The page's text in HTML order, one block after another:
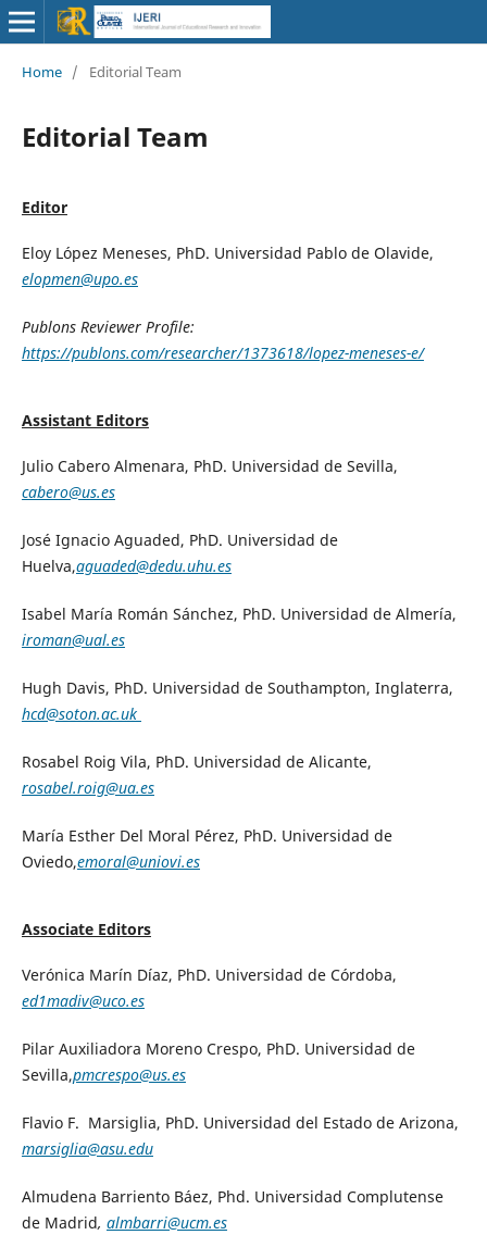
Home / Editorial Team
Editorial Team
Editor
Eloy López Meneses, PhD. Universidad Pablo de Olavide,
elopmen@upo.es
Publons Reviewer Profile:
https://publons.com/researcher/1373618/lopez-meneses-e/
Assistant Editors
Julio Cabero Almenara, PhD. Universidad de Sevilla,
cabero@us.es
José Ignacio Aguaded, PhD. Universidad de
Huelva,aguaded@dedu.uhu.es
Isabel María Román Sánchez, PhD. Universidad de Almería,
iroman@ual.es
Hugh Davis, PhD. Universidad de Southampton, Inglaterra,
hcd@soton.ac.uk
Rosabel Roig Vila, PhD. Universidad de Alicante,
rosabel.roig@ua.es
María Esther Del Moral Pérez, PhD. Universidad de
Oviedo,emoral@uniovi.es
Associate Editors
Verónica Marín Díaz, PhD. Universidad de Córdoba,
ed1madiv@uco.es
Pilar Auxiliadora Moreno Crespo, PhD. Universidad de
Sevilla,pmcrespo@us.es
Flavio F. Marsiglia, PhD. Universidad del Estado de Arizona,
marsiglia@asu.edu
Almudena Barriento Báez, Phd. Universidad Complutense
de Madrid, almbarri@ucm.es